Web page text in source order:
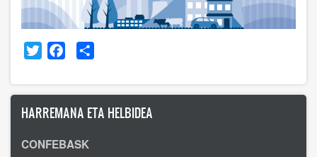
Twitter Facebook
HARREMANA ETA HELBIDEA
CONFEBASK